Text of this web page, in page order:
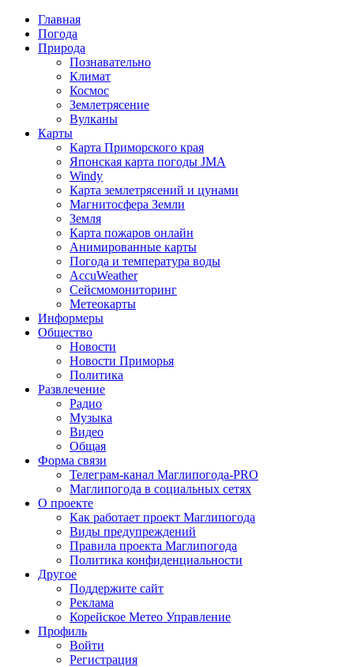
Главная
Погода
Природа
Познавательно
Климат
Космос
Землетрясение
Вулканы
Карты
Карта Приморского края
Японская карта погоды JMA
Windy
Карта землетрясений и цунами
Магнитосфера Земли
Земля
Карта пожаров онлайн
Анимированные карты
Погода и температура воды
AccuWeather
Сейсмомониторинг
Метеокарты
Информеры
Общество
Новости
Новости Приморья
Политика
Развлечение
Радио
Музыка
Видео
Общая
Форма связи
Телеграм-канал Маглипогода-PRO
Маглипогода в социальных сетях
О проекте
Как работает проект Маглипогода
Виды предупреждений
Правила проекта Маглипогода
Политика конфиденциальности
Другое
Поддержите сайт
Реклама
Корейское Метео Управление
Профиль
Войти
Регистрация